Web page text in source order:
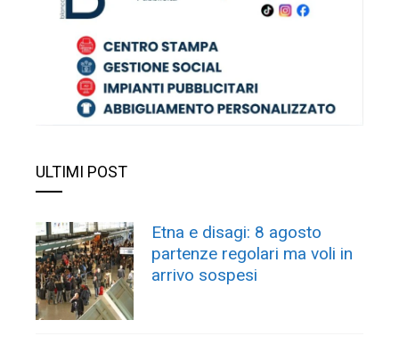
ULTIMI POST
Etna e disagi: 8 agosto
partenze regolari ma voli in
arrivo sospesi